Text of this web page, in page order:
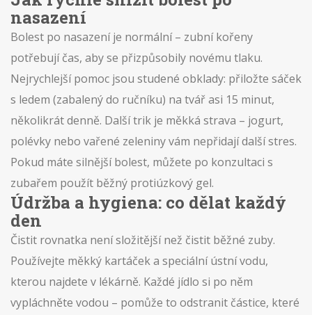
nasazení
Bolest po nasazení je normální – zubní kořeny
potřebují čas, aby se přizpůsobily novému tlaku.
Nejrychlejší pomoc jsou studené obklady: přiložte sáček
s ledem (zabalený do ručníku) na tvář asi 15 minut,
několikrát denně. Další trik je měkká strava – jogurt,
polévky nebo vařené zeleniny vám nepřidají další stres.
Pokud máte silnější bolest, můžete po konzultaci s
zubařem použít běžný protiúzkový gel.
Údržba a hygiena: co dělat každý
den
Čistit rovnatka není složitější než čistit běžné zuby.
Používejte měkký kartáček a speciální ústní vodu,
kterou najdete v lékárně. Každé jídlo si po něm
vypláchněte vodou – pomůže to odstranit částice, které